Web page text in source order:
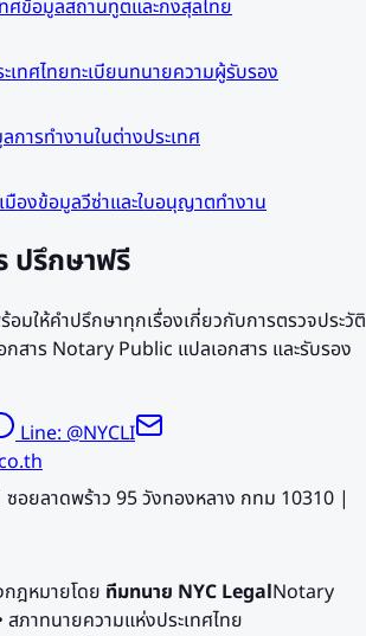
ศข้อมูลสถานทูตและกงสุลไทย
เทศไทยทะเบียนทนายความผู้รับรอง
การทำงานในต่างประเทศ
มืองข้อมูลวีซ่าและใบอนุญาตทำงาน
ปรึกษาฟรี
มให้คำปรึกษาทุกเรื่องเกี่ยวกับการตรวจประวัติ
สาร Notary Public แปลเอกสาร และรับรอง
Line: @NYCLI
อยลาดพร้าว 95 วังทองหลาง กทม 10310 |
ฎหมายโดย ทีมทนาย NYC LegalNotary
ภาทนายความแห่งประเทศไทย